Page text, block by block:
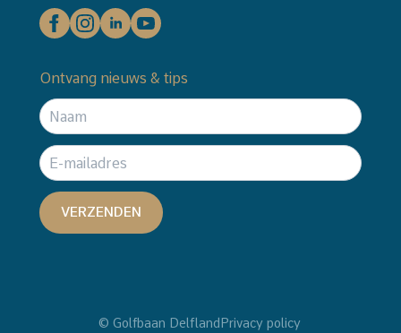
Ontvang nieuws & tips
VERZENDEN
© Golfbaan Delfland Privacy policy